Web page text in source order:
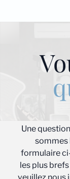
Une
sommes
formulaire
les plus